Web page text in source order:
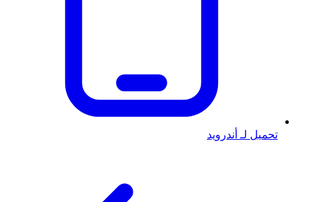
تحميل لـ أندرويد